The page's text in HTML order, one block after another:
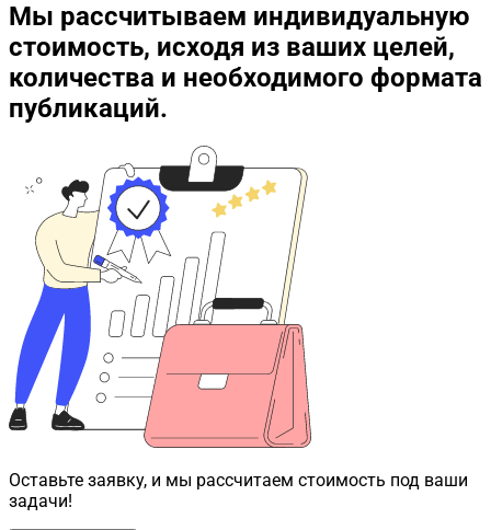
Мы рассчитываем индивидуальную
стоимость, исходя из ваших целей,
количества и необходимого формата
публикаций.
Оставьте заявку, и мы рассчитаем стоимость под ваши
задачи!